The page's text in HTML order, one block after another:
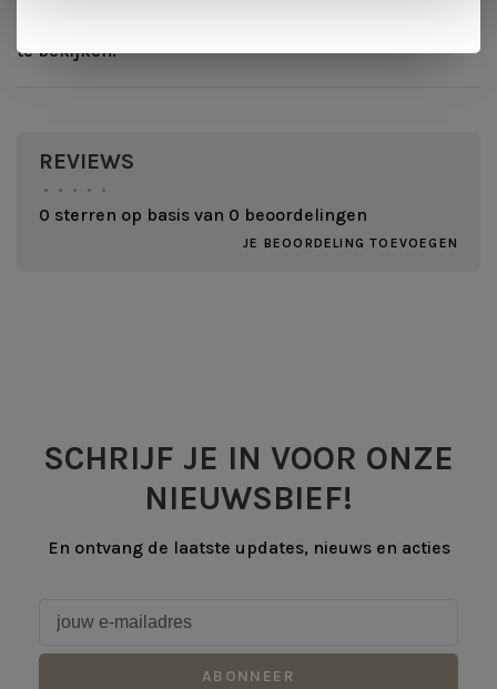
te bekijken!
REVIEWS
• • • • •
0 sterren op basis van 0 beoordelingen
JE BEOORDELING TOEVOEGEN
SCHRIJF JE IN VOOR ONZE
NIEUWSBIEF!
En ontvang de laatste updates, nieuws en acties
ABONNEER